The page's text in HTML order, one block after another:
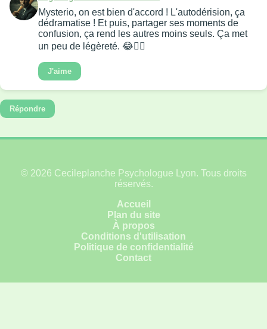
Mysterio, on est bien d'accord ! L'autodérision, ça
dédramatise ! Et puis, partager ses moments de
confusion, ça rend les autres moins seuls. Ça met
un peu de légèreté. 😂🤷‍♀️
J'aime
Répondre
© 2026 Cecileplanche Psychologue Lyon. Tous droits
réservés.
Accueil
Plan du site
À propos
Conditions d'utilisation
Politique de confidentialité
Contact